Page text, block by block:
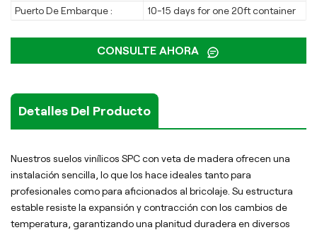
Puerto De Embarque :
10-15 days for one 20ft container
CONSULTE AHORA
Detalles Del Producto
Nuestros suelos vinílicos SPC con veta de madera ofrecen una
instalación sencilla, lo que los hace ideales tanto para
profesionales como para aficionados al bricolaje. Su estructura
estable resiste la expansión y contracción con los cambios de
temperatura, garantizando una planitud duradera en diversos